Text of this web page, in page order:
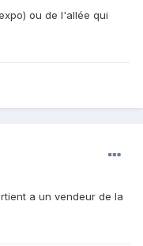
ou de l'allée qui
a un vendeur de la